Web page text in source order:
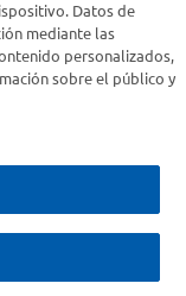
Datos de
mediante las
personalizados,
sobre el público y